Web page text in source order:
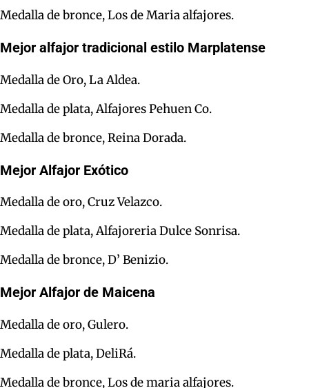
Medalla de bronce, Los de Maria alfajores.
Mejor alfajor tradicional estilo Marplatense
Medalla de Oro, La Aldea.
Medalla de plata, Alfajores Pehuen Co.
Medalla de bronce, Reina Dorada.
Mejor Alfajor Exótico
Medalla de oro, Cruz Velazco.
Medalla de plata, Alfajoreria Dulce Sonrisa.
Medalla de bronce, D’ Benizio.
Mejor Alfajor de Maicena
Medalla de oro, Gulero.
Medalla de plata, DeliRá.
Medalla de bronce, Los de maria alfajores.